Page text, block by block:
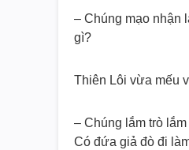
– Chúng mạo nhận
gì?
Thiên Lôi vừa mếu
– Chúng lắm trò
Có đứa giả đò đi